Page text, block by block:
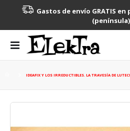
Gastos de envío GRATIS en
Toggle
Nav
IDEAFIX Y LOS IRREDUCTIBLES. LA TRAVESÍA DE
Saltar
final